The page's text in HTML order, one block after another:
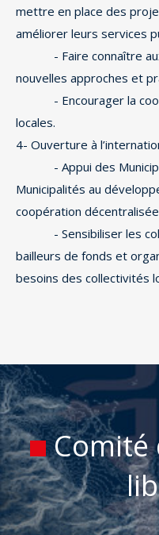
mettre en place des
améliorer leurs services
- Faire connaître aux
nouvelles approches et
- Encourager la
locales.
4- Ouverture à
- Appui des
Municipalités au
coopération
- Sensibiliser les
bailleurs de fonds et
besoins des collectivités
Comité